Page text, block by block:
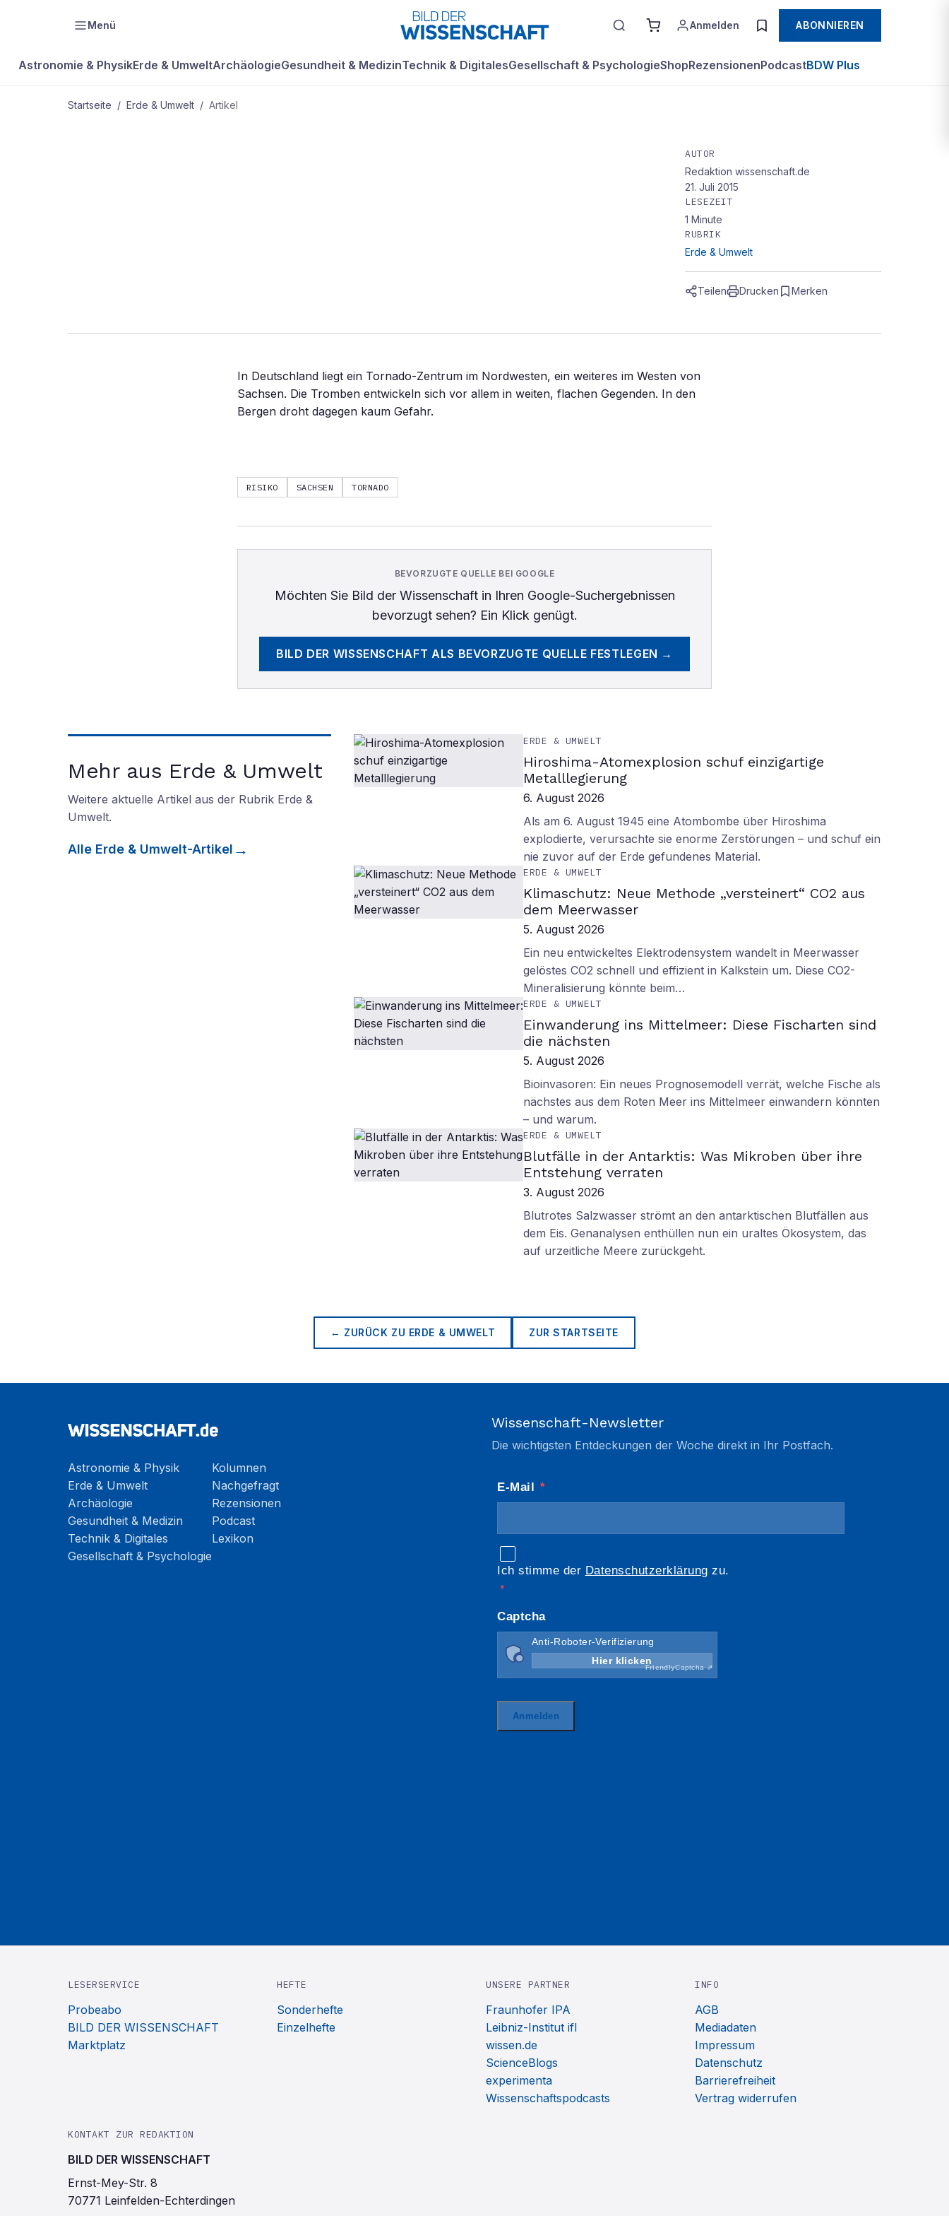
Menü Anmelden ABONNIEREN
Astronomie & PhysikErde & UmweltArchäologieGesundheit & MedizinTechnik & DigitalesGesellschaft & PsychologieShopRezensionenPodcastBDW Plus
Startseite / Erde & Umwelt / Artikel
AUTOR
Redaktion wissenschaft.de
21. Juli 2015
LESEZEIT
1 Minute
RUBRIK
Erde & Umwelt
Teilen Drucken Merken
In Deutschland liegt ein Tornado-Zentrum im Nordwesten, ein weiteres im Westen von
Sachsen. Die Tromben entwickeln sich vor allem in weiten, flachen Gegenden. In den
Bergen droht dagegen kaum Gefahr.
RISIKO SACHSEN TORNADO
BEVORZUGTE QUELLE BEI GOOGLE
Möchten Sie Bild der Wissenschaftin Ihren Google-Suchergebnissen
bevorzugt sehen? Ein Klick genügt.
BILD DER WISSENSCHAFT ALS BEVORZUGTE QUELLE FESTLEGEN →
Mehr aus Erde & Umwelt
Weitere aktuelle Artikel aus der Rubrik Erde &
Umwelt.
Alle Erde & Umwelt-Artikel
ERDE & UMWELT
Hiroshima-Atomexplosion schuf einzigartige
Metalllegierung
6. August 2026
Als am 6. August 1945 eine Atombombe über Hiroshima
explodierte, verursachte sie enorme Zerstörungen – und schuf ein
nie zuvor auf der Erde gefundenes Material.
ERDE & UMWELT
Klimaschutz: Neue Methode „versteinert“ CO2 aus
dem Meerwasser
5. August 2026
Ein neu entwickeltes Elektrodensystem wandelt in Meerwasser
gelöstes CO2 schnell und effizient in Kalkstein um. Diese CO2-
Mineralisierung könnte beim…
ERDE & UMWELT
Einwanderung ins Mittelmeer: Diese Fischarten sind
die nächsten
5. August 2026
Bioinvasoren: Ein neues Prognosemodell verrät, welche Fische als
nächstes aus dem Roten Meer ins Mittelmeer einwandern könnten
– und warum.
ERDE & UMWELT
Blutfälle in der Antarktis: Was Mikroben über ihre
Entstehung verraten
3. August 2026
Blutrotes Salzwasser strömt an den antarktischen Blutfällen aus
dem Eis. Genanalysen enthüllen nun ein uraltes Ökosystem, das
auf urzeitliche Meere zurückgeht.
← ZURÜCK ZU ERDE & UMWELT ZUR STARTSEITE
Astronomie & Physik
Erde & Umwelt
Archäologie
Gesundheit & Medizin
Technik & Digitales
Gesellschaft & Psychologie
Kolumnen
Nachgefragt
Rezensionen
Podcast
Lexikon
Wissenschaft-Newsletter
Die wichtigsten Entdeckungen der Woche direkt in Ihr Postfach.
LESERSERVICE
Probeabo
BILD DER WISSENSCHAFT
Marktplatz
HEFTE
Sonderhefte
Einzelhefte
UNSERE PARTNER
Fraunhofer IPA
Leibniz-Institut ifl
wissen.de
ScienceBlogs
experimenta
Wissenschaftspodcasts
INFO
AGB
Mediadaten
Impressum
Datenschutz
Barrierefreiheit
Vertrag widerrufen
KONTAKT ZUR REDAKTION
BILD DER WISSENSCHAFT
Ernst-Mey-Str. 8
70771 Leinfelden-Echterdingen